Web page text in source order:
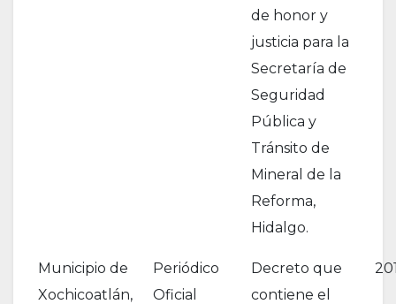
de honor y
justicia para la
Secretaría de
Seguridad
Pública y
Tránsito de
Mineral de la
Reforma,
Hidalgo.
Municipio de
Xochicoatlán,
Periódico
Oficial
Decreto que
contiene el